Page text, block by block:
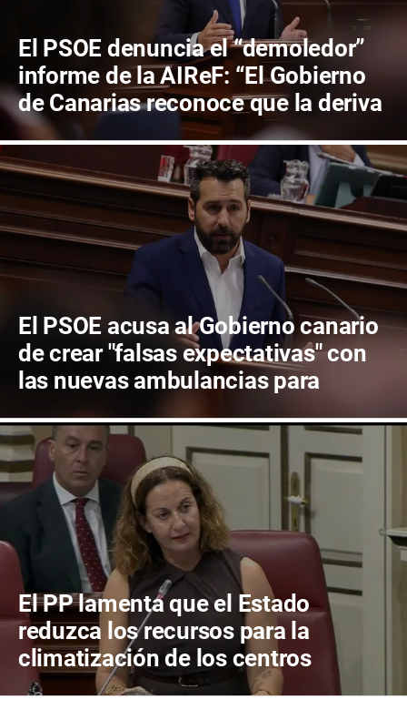
El PSOE denuncia el “demoledor”
informe de la AIReF: “El Gobierno
de Canarias reconoce que la deriva
de descontrol del gasto traerá
recortes en los servicios públicos”
El PSOE acusa al Gobierno canario
de crear "falsas expectativas" con
las nuevas ambulancias para
Fuerteventura
El PP lamenta que el Estado
reduzca los recursos para la
climatización de los centros
escolares de Fuerteventura